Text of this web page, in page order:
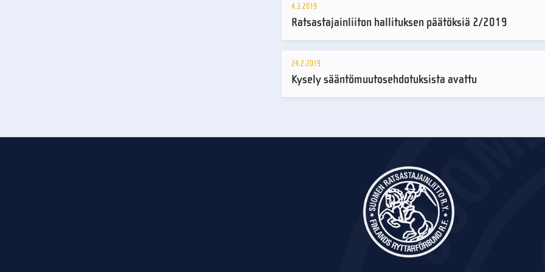
4.3.2019
Ratsastajainliiton hallituksen päätöksiä 2/2019
24.2.2019
Kysely sääntömuutosehdotuksista avattu